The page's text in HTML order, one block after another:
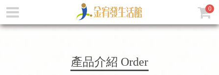
0
產品介紹 Order